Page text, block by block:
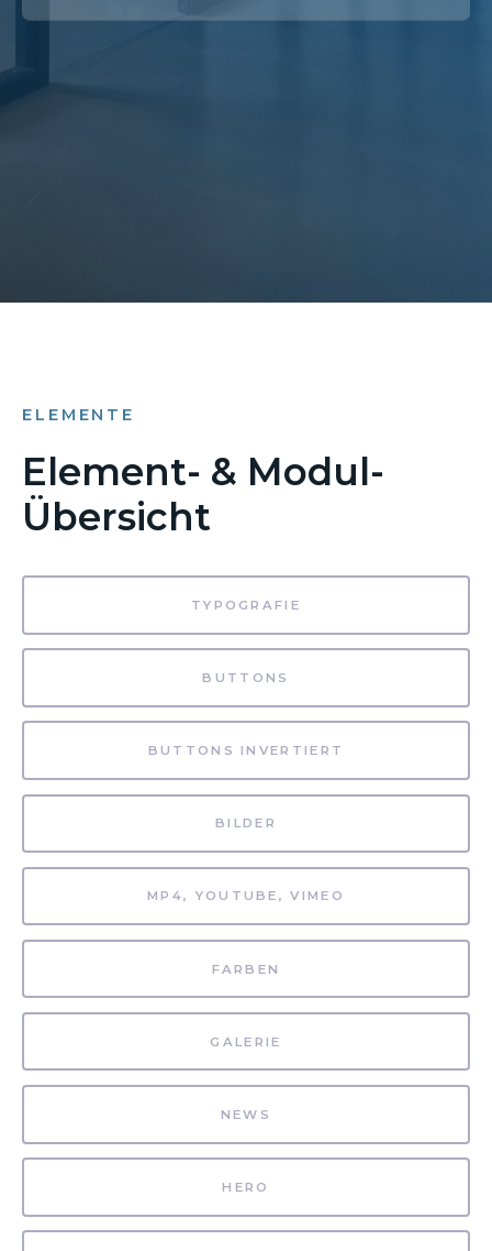
ELEMENTE
Element- & Modul-
Übersicht
TYPOGRAFIE
BUTTONS
BUTTONS INVERTIERT
BILDER
MP4, YOUTUBE, VIMEO
FARBEN
GALERIE
NEWS
HERO